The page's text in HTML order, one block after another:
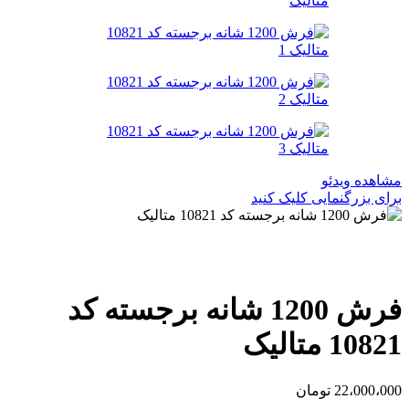
مشاهده ویدئو
برای بزرگنمایی کلیک کنید
فرش 1200 شانه برجسته کد
10821 متالیک
22،000،000 تومان